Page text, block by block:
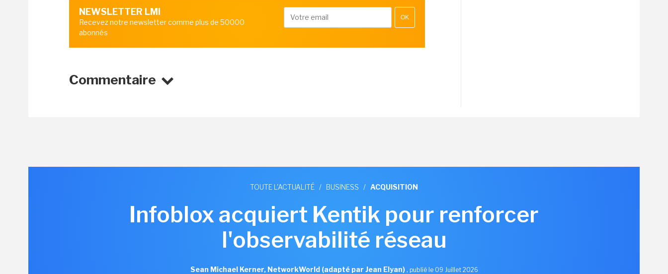
NEWSLETTER LMI
Recevez notre newsletter comme plus de 50000
abonnés
OK
Commentaire
TOUTE L'ACTUALITÉ / BUSINESS / ACQUISITION
Infoblox acquiert Kentik pour renforcer
l'observabilité réseau
Sean Michael Kerner, NetworkWorld (adapté par Jean Elyan), publié le 09 Juillet 2026